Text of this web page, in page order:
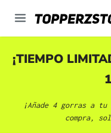
principal
¡TIEMPO
¡Añade 4 gorras a
compra,